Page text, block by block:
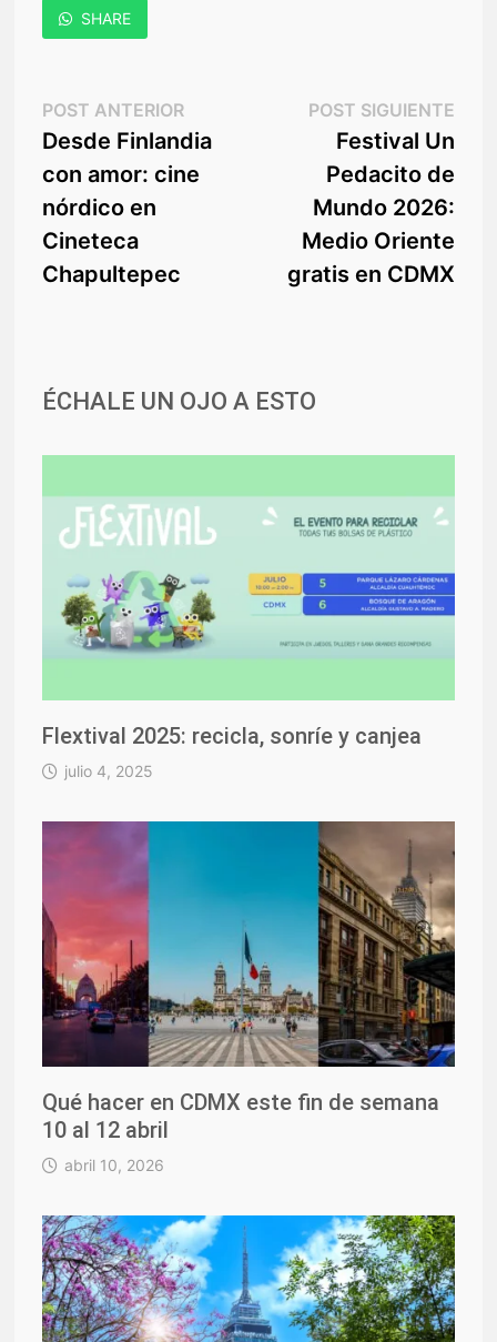
SHARE
Navegación
de
entradas
POST ANTERIORPost
anterior:
Desde Finlandia
con amor: cine
nórdico en
Cineteca
Chapultepec
POST SIGUIENTEPost
Festival Un
Pedacito de
Mundo 2026:
Medio Oriente
gratis en CDMX
ÉCHALE UN OJO A ESTO
Flextival 2025: recicla, sonríe y canjea
julio 4, 2025
Qué hacer en CDMX este fin de semana
10 al 12 abril
abril 10, 2026